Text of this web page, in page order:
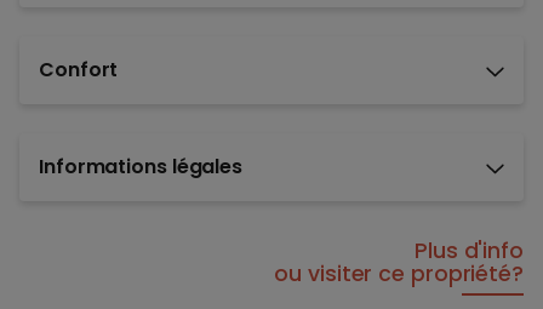
Confort
Informations légales
Plus d'info
ou visiter ce propriété?